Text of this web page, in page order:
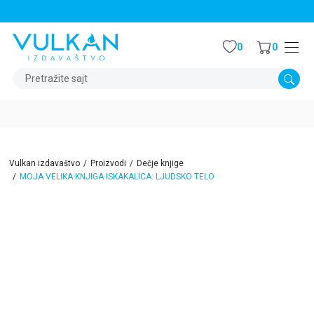
Pretražite sajt
0 0
Vulkan izdavaštvo Proizvodi
Dečje knjige
MOJA VELIKA KNJIGA ISKAKALICA: LJUDSKO TELO